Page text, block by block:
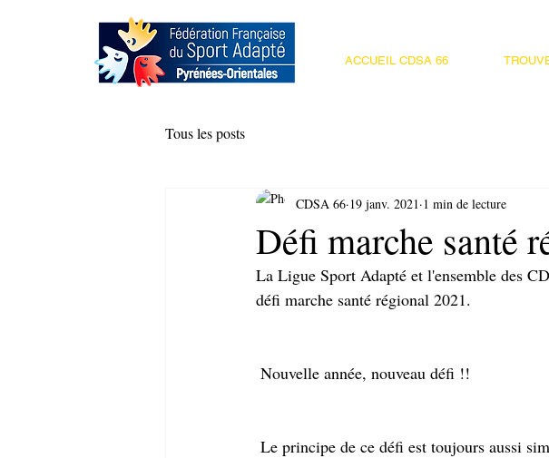
ACCUEIL CDSA 66
Tous les posts
Défi marche santé
CDSA 66 19 janv. 2021 1 min de lecture
La Ligue Sport Adapté et l'ensemble des
défi marche santé régional 2021.
Nouvelle année, nouveau défi !!
Le principe de ce défi est toujours aussi